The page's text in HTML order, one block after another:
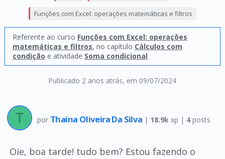
Publicado 2 anos atrás, em 09/07/2024
Funções com Excel: operações matemáticas e filtros
Referente ao curso Funções com Excel: operações
matemáticas e filtros, no capítulo Cálculos com
condição e atividade Soma condicional
por Thaina Oliveira Da Silva | 18.9k xp | 4posts
Oie, boa tarde! tudo bem? Estou fazendo o